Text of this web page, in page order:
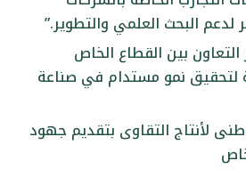
لدعم البحث العلمي والتطوير.”
بين القطاع الخاص
لتحقيق نمو مستدام في صناعة
لأنتاج التقاوى بتقديم جهود